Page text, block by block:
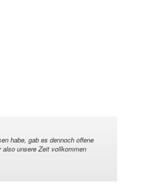
habe, gab es dennoch offene
unsere Zeit vollkommen